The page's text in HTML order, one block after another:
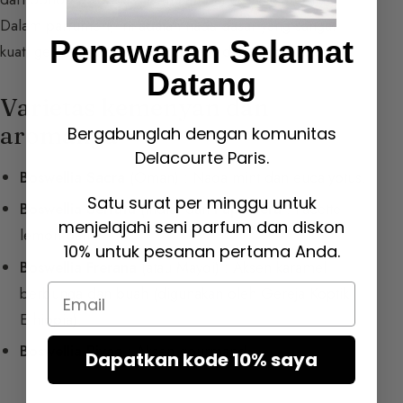
Dalam parfumeri, ini adalah nada dasar yang sangat
kuat, gelap, aromatik, berkamper, dan berresin.
Varietas kemenyan dan
aromanya
Boswellia Sacra
Boswellia Serrata(India) danPapyrifera: Facette
lemon pahit.
Boswellia Frerana
(atau Maydi) : Aksen karamel
berbunga dan buah (digunakan oleh Gereja Koptik
Ethiopia).
Boswellia Rivae : Aksen gourmand.
Penawaran Selamat
Datang
Bergabunglah dengan komunitas
Delacourte Paris.
Satu surat per minggu untuk
menjelajahi seni parfum dan diskon
10% untuk pesanan pertama Anda.
Email
Dapatkan kode 10% saya